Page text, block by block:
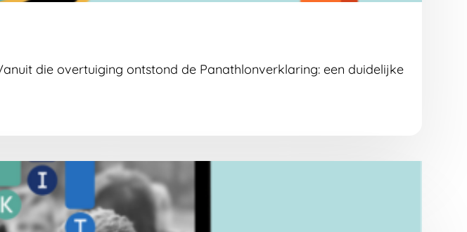
die overtuiging ontstond de Panathlonverklaring: een duidelijke